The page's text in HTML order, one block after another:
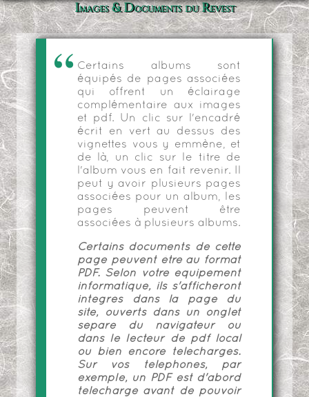
Images & Documents du Revest
Certains albums sont
équipés de pages associées
qui offrent un éclairage
complémentaire aux images
et pdf. Un clic sur l'encadré
écrit en vert au dessus des
vignettes vous y emmène, et
de là, un clic sur le titre de
l'album vous en fait revenir. Il
peut y avoir plusieurs pages
associées pour un album, les
pages peuvent être
associées à plusieurs albums.
Certains documents de cette
page peuvent être au format
PDF. Selon votre équipement
informatique, ils s'afficheront
intégrés dans la page du
site, ouverts dans un onglet
séparé du navigateur ou
dans le lecteur de pdf local
ou bien encore téléchargés.
Sur vos téléphones, par
exemple, un PDF est d'abord
téléchargé avant de pouvoir